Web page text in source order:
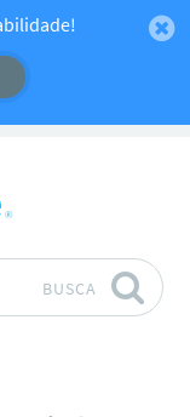
você!
BUSCA